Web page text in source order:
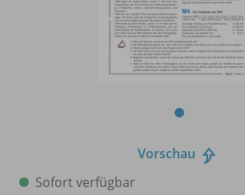
Vorschau
Sofort verfügbar